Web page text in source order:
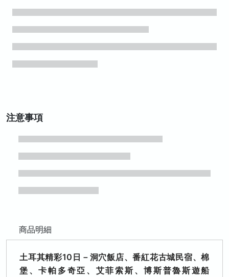
注意事項
商品明細
土耳其精彩10日－洞穴飯店、番紅花古城民宿、棉
堡、卡帕多奇亞、艾菲索斯、博斯普魯斯遊船